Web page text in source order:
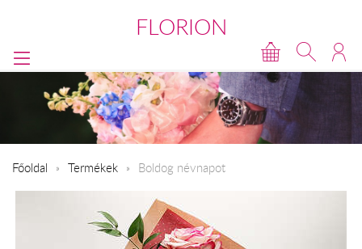
FLORION
Főoldal Termékek Boldog névnapot